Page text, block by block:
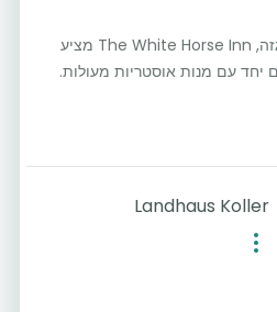
אם אתה באזור אגם וולפגנגזה, The White Horse Inn מציע
יחד עם מנות אוסטריות מעולות.
Landhaus Koller